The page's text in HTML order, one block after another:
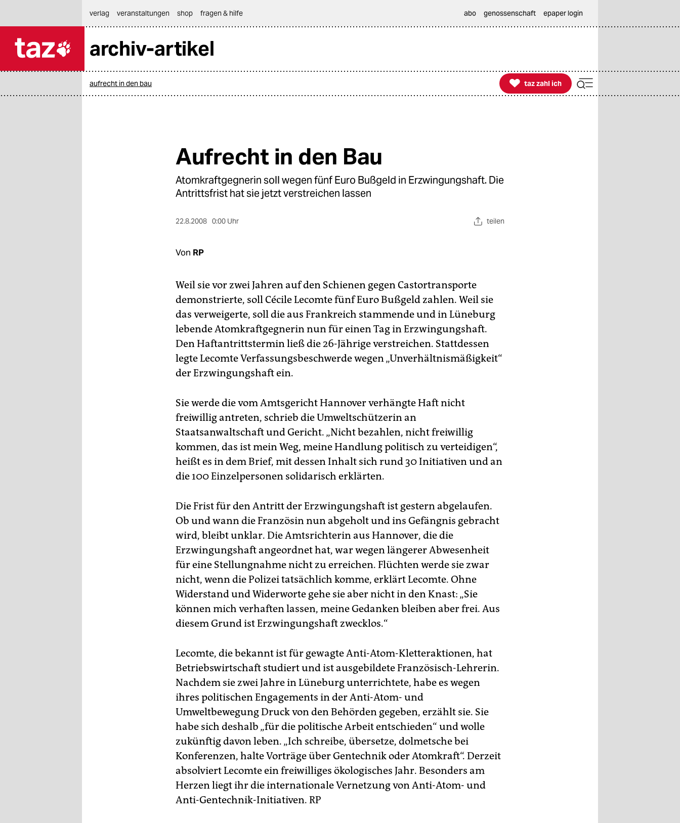
themen
verlag
veranstaltungen shop fragen & hilfe abo genossenschaft epaper login
archiv-artikel
aufrecht in den bau 
taz zahl ich
taz zahl ich
Aufrecht in den Bau
Atomkraftgegnerin soll wegen fünf Euro Bußgeld in Erzwingungshaft. Die
Antrittsfrist hat sie jetzt verstreichen lassen
22.8.2008 0:00 Uhr teilen
Von RP
Weil sie vor zwei Jahren auf den Schienen gegen Castortransporte
demonstrierte, soll Cécile Lecomte fünf Euro Bußgeld zahlen. Weil sie
das verweigerte, soll die aus Frankreich stammende und in Lüneburg
lebende Atomkraftgegnerin nun für einen Tag in Erzwingungshaft.
Den Haftantrittstermin ließ die 26-Jährige verstreichen. Stattdessen
legte Lecomte Verfassungsbeschwerde wegen „Unverhältnismäßigkeit“
der Erzwingungshaft ein.
Sie werde die vom Amtsgericht Hannover verhängte Haft nicht
freiwillig antreten, schrieb die Umweltschützerin an
Staatsanwaltschaft und Gericht. „Nicht bezahlen, nicht freiwillig
kommen, das ist mein Weg, meine Handlung politisch zu verteidigen“,
heißt es in dem Brief, mit dessen Inhalt sich rund 30 Initiativen und an
die 100 Einzelpersonen solidarisch erklärten.
Die Frist für den Antritt der Erzwingungshaft ist gestern abgelaufen.
Ob und wann die Französin nun abgeholt und ins Gefängnis gebracht
wird, bleibt unklar. Die Amtsrichterin aus Hannover, die die
Erzwingungshaft angeordnet hat, war wegen längerer Abwesenheit
für eine Stellungnahme nicht zu erreichen. Flüchten werde sie zwar
nicht, wenn die Polizei tatsächlich komme, erklärt Lecomte. Ohne
Widerstand und Widerworte gehe sie aber nicht in den Knast: „Sie
können mich verhaften lassen, meine Gedanken bleiben aber frei. Aus
diesem Grund ist Erzwingungshaft zwecklos.“
Lecomte, die bekannt ist für gewagte Anti-Atom-Kletteraktionen, hat
Betriebswirtschaft studiert und ist ausgebildete Französisch-Lehrerin.
Nachdem sie zwei Jahre in Lüneburg unterrichtete, habe es wegen
ihres politischen Engagements in der Anti-Atom- und
Umweltbewegung Druck von den Behörden gegeben, erzählt sie. Sie
habe sich deshalb „für die politische Arbeit entschieden“ und wolle
zukünftig davon leben. „Ich schreibe, übersetze, dolmetsche bei
Konferenzen, halte Vorträge über Gentechnik oder Atomkraft“. Derzeit
absolviert Lecomte ein freiwilliges ökologisches Jahr. Besonders am
Herzen liegt ihr die internationale Vernetzung von Anti-Atom- und
Anti-Gentechnik-Initiativen. RP